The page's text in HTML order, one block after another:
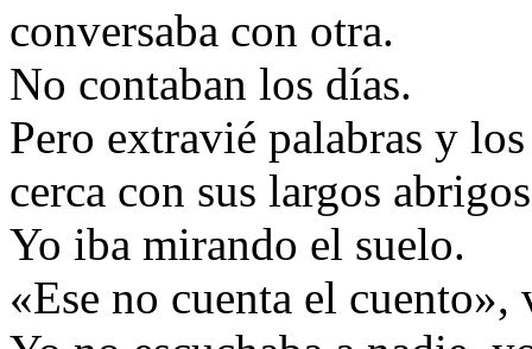
conversaba con otra.
No contaban los días.
Pero extravié palabras y
cerca con sus largos
Yo iba mirando el suelo.
«Ese no cuenta el